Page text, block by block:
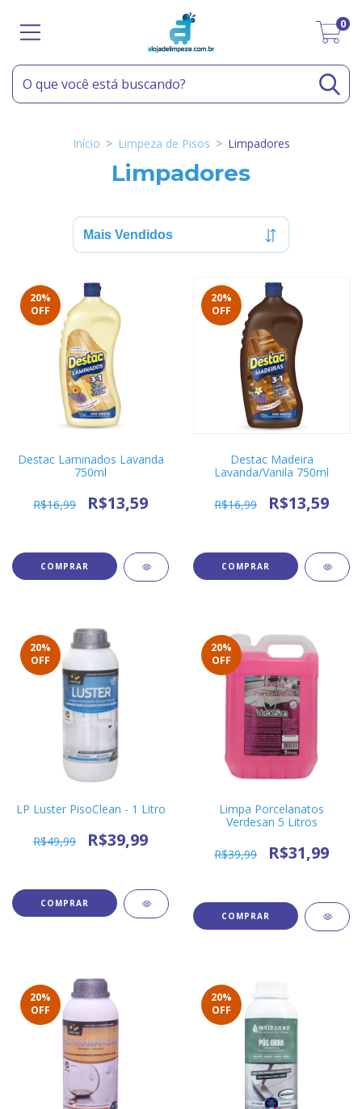
0
Início > Limpeza de Pisos > Limpadores
Limpadores
20%
OFF
Destac Laminados Lavanda
750ml
R$16,99 R$13,59
20%
OFF
Destac Madeira
Lavanda/Vanila 750ml
R$16,99 R$13,59
20%
OFF
LP Luster PisoClean - 1 Litro
R$49,99 R$39,99
20%
OFF
Limpa Porcelanatos
Verdesan 5 Litros
R$39,99 R$31,99
20%
OFF
20%
OFF